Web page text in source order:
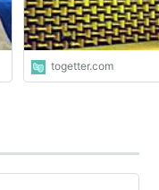
togetter.com